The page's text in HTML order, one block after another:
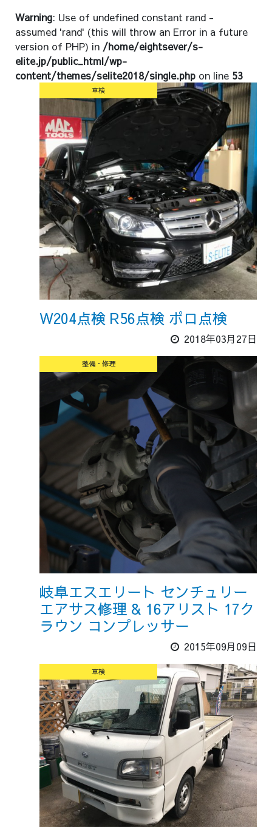
Warning: Use of undefined constant rand -
assumed 'rand' (this will throw an Error in a future
version of PHP) in /home/eightsever/s-
elite.jp/public_html/wp-
content/themes/selite2018/single.php on line 53
車検
W204点検 R56点検 ポロ点検
2018年03月27日
整備・修理
岐阜エスエリート センチュリー
エアサス修理 & 16アリスト 17ク
ラウン コンプレッサー
2015年09月09日
車検